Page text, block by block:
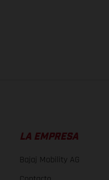
LA EMPRESA
Bajaj Mobility AG